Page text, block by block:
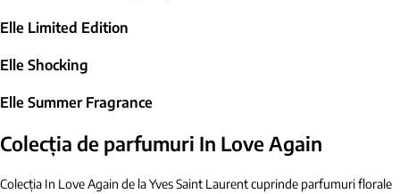
Elle Limited Edition
Elle Shocking
Elle Summer Fragrance
Colecția de parfumuri In Love Again
Colecția In Love Again de la Yves Saint Laurent cuprinde parfumuri florale